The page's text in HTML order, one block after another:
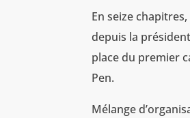
En seize
depuis la
place du premier
Pen.
Mélange